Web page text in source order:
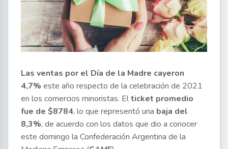
Las ventas por el Día de la Madre cayeron
4,7% este año respecto de la celebración de 2021
en los comercios minoristas. Elticket promedio
fue de $8784, lo que representó una baja del
8,3%, de acuerdo con los datos que dio a conocer
este domingo la Confederación Argentina de la